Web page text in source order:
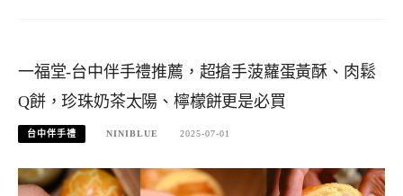
一福堂-台中伴手禮推薦，超搶手菠蘿蛋黃酥、肉鬆
Q餅，珍珠奶茶太陽、檸檬餅更是必買
台中伴手禮 NINIBLUE 2025-07-01